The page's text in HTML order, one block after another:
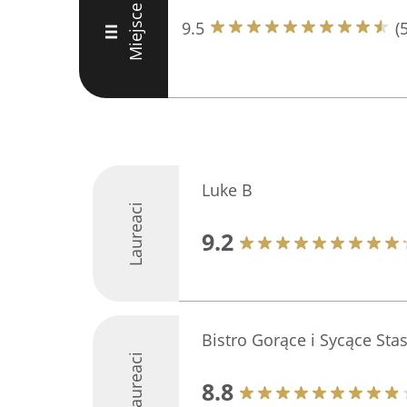
III Miejsce
9.5
Laureaci
Luke B
9.2
Laureaci
Bistro Gorące i Sycące
8.8